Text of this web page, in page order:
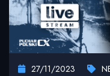
27/11/2023